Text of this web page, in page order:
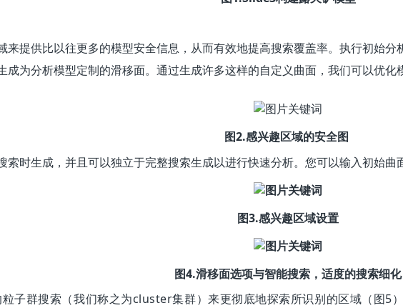
提供比以往更多的模型安全信息，从而有效地提高搜索覆盖率。执行初始分
成为分析模型定制的滑移面。通过生成许多这样的自定义曲面，我们可以优
图2.感兴趣区域的安全图
时生成，并且可以独立于完整搜索生成以进行快速分析。您可以输入初始曲
图3.感兴趣区域设置
图4.滑移面选项与智能搜索，适度的搜索细化
子群搜索（我们称之为cluster集群）来更彻底地探索所识别的区域（图5